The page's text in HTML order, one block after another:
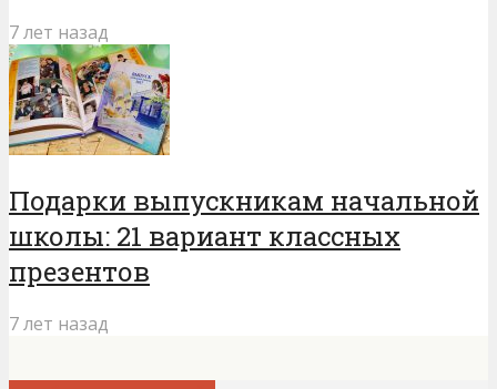
7 лет назад
Подарки выпускникам начальной
школы: 21 вариант классных
презентов
7 лет назад